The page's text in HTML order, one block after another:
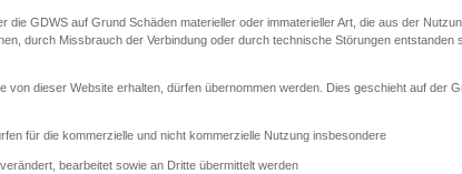
die GDWS auf Grund Schäden materieller oder immaterieller Art, die aus der
durch Missbrauch der Verbindung oder durch technische Störungen entstanden
von dieser Website erhalten, dürfen übernommen werden. Dies geschieht auf der
für die kommerzielle und nicht kommerzielle Nutzung insbesondere
bearbeitet sowie an Dritte übermittelt werden